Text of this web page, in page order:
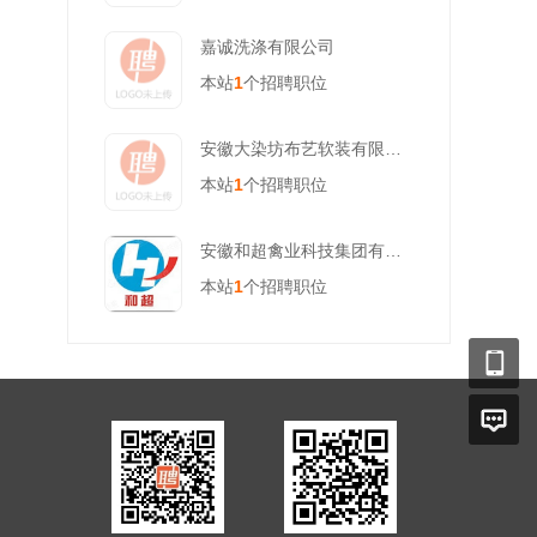
嘉诚洗涤有限公司
本站1个招聘职位
本站1个招聘职位
本站1个招聘职位